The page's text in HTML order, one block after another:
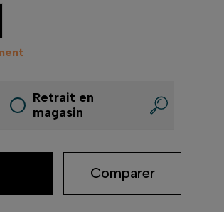
Retrait en
magasin
Comparer